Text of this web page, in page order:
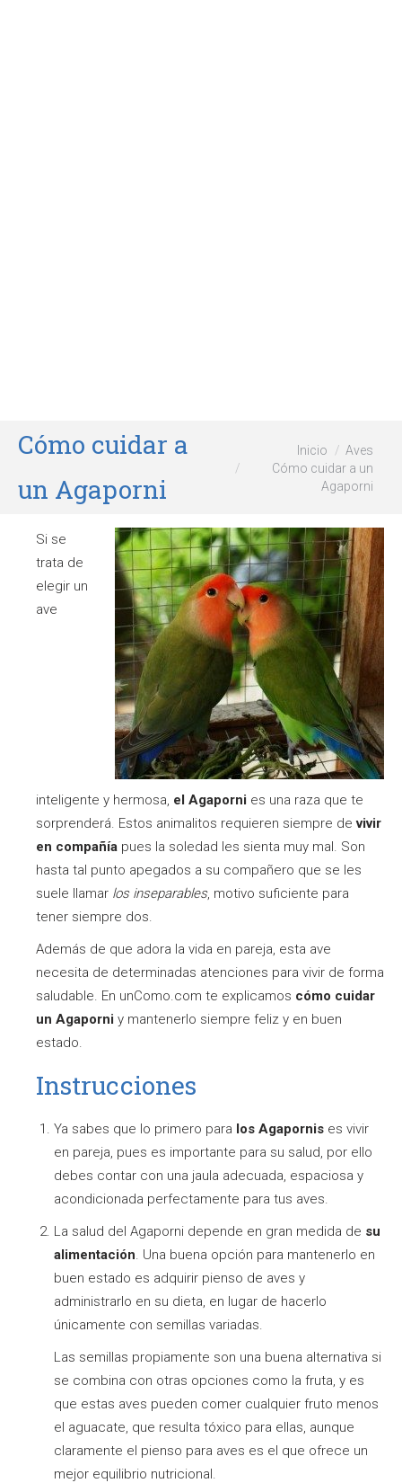
Cómo cuidar a
un Agaporni
Inicio
Aves
Cómo cuidar a un
Agaporni
Si se
trata de
elegir un
ave
inteligente y hermosa, el Agaporni es una raza que te
sorprenderá. Estos animalitos requieren siempre devivir
en compañía pues la soledad les sienta muy mal. Son
hasta tal punto apegados a su compañero que se les
suele llamar los inseparables, motivo suficiente para
tener siempre dos.
Además de que adora la vida en pareja, esta ave
necesita de determinadas atenciones para vivir de forma
saludable. En unComo.com te explicamos cómo cuidar
un Agaporni y mantenerlo siempre feliz y en buen
estado.
Instrucciones
Ya sabes que lo primero para los Agapornis es vivir
en pareja, pues es importante para su salud, por ello
debes contar con una jaula adecuada, espaciosa y
acondicionada perfectamente para tus aves.
La salud del Agaporni depende en gran medida de su
alimentación. Una buena opción para mantenerlo en
buen estado es adquirir pienso de aves y
administrarlo en su dieta, en lugar de hacerlo
únicamente con semillas variadas.
Las semillas propiamente son una buena alternativa si
se combina con otras opciones como la fruta, y es
que estas aves pueden comer cualquier fruto menos
el aguacate, que resulta tóxico para ellas, aunque
claramente el pienso para aves es el que ofrece un
mejor equilibrio nutricional.